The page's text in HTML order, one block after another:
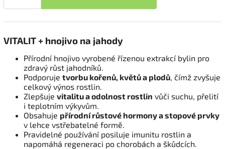
VITALIT + hnojivo na jahody
Přírodní hnojivo vyrobené řízenou extrakcí bylin pro
zdravý růst jahodníků.
Podporuje tvorbu kořenů, květů a plodů , čímž zvyšuje
celkový výnos rostlin.
Zlepšuje vitalitu a odolnost rostlin vůči suchu, přelití
i teplotním výkyvům.
Obsahuje přírodní růstové hormony a stopové prvky
v lehce vstřebatelné formě.
Pravidelné používání posiluje imunitu rostlin a
napomáhá regeneraci po chorobách a škůdcích.